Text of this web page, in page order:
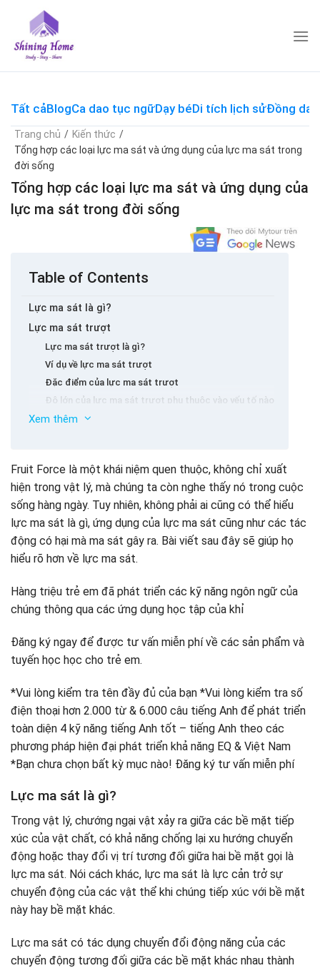
content
Tất cảBlogCa dao tục ngữDạy béDi tích lịch sửĐồng dao
Trang chủ / Kiến thức /
Tổng hợp các loại lực ma sát và ứng dụng của lực ma sát trong
đời sống
Tổng hợp các loại lực ma sát và ứng dụng của
lực ma sát trong đời sống
Table of Contents
Lực ma sát là gì?
Lực ma sát trượt
Lực ma sát trượt là gì?
Ví dụ về lực ma sát trượt
Đặc điểm của lực ma sát trượt
Độ lớn của lực ma sát trượt phụ thuộc vào yếu tố nào
Hệ số ma sát trượt
Lực ma sát trượt
Lực ma sát bôi trơn
Lực ma sát con lăn
Lực ma sát nghỉ ngơi
Lực ma sát nghỉ ngơi là gì?
Ví dụ về lực ma sát nghỉ ngơi
Độ lớn của lực ma sát đặt phòng
Áp dụng ma sát trong cuộc sống
Một số cách để giảm lực ma sát
Xem thêm
Fruit Force là một khái niệm quen thuộc, không chỉ xuất
hiện trong vật lý, mà chúng ta còn nghe thấy nó trong cuộc
sống hàng ngày. Tuy nhiên, không phải ai cũng có thể hiểu
lực ma sát là gì, ứng dụng của lực ma sát cũng như các tác
động có hại mà ma sát gây ra. Bài viết sau đây sẽ giúp họ
hiểu rõ hơn về lực ma sát.
Hàng triệu trẻ em đã phát triển các kỹ năng ngôn ngữ của
chúng thông qua các ứng dụng học tập của khỉ
Đăng ký ngay để được tư vấn miễn phí về các sản phẩm và
tuyến học học cho trẻ em.
*Vui lòng kiểm tra tên đầy đủ của bạn *Vui lòng kiểm tra số
điện thoại hơn 2.000 từ & 6.000 câu tiếng Anh để phát triển
toàn diện 4 kỹ năng tiếng Anh tốt – tiếng Anh theo các
phương pháp hiện đại phát triển khả năng EQ & Việt Nam
*Bạn chưa chọn bất kỳ mục nào! Đăng ký tư vấn miễn phí
Lực ma sát là gì?
Trong vật lý, chướng ngại vật xảy ra giữa các bề mặt tiếp
xúc của vật chất, có khả năng chống lại xu hướng chuyển
động hoặc thay đổi vị trí tương đối giữa hai bề mặt gọi là
lực ma sát. Nói cách khác, lực ma sát là lực cản trở sự
chuyển động của các vật thể khi chúng tiếp xúc với bề mặt
này hay bề mặt khác.
Lực ma sát có tác dụng chuyển đổi động năng của các
chuyển động tương đối giữa các bề mặt khác nhau thành